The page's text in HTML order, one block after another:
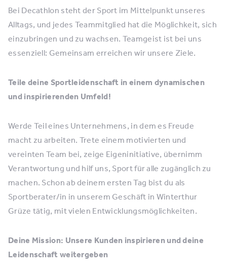
Bei Decathlon steht der Sport im Mittelpunkt unseres
Alltags, und jedes Teammitglied hat die Möglichkeit, sich
einzubringen und zu wachsen. Teamgeist ist bei uns
essenziell: Gemeinsam erreichen wir unsere Ziele.
Teile deine Sportleidenschaft in einem dynamischen
und inspirierenden Umfeld!
Werde Teil eines Unternehmens, in dem es Freude
macht zu arbeiten. Trete einem motivierten und
vereinten Team bei, zeige Eigeninitiative, übernimm
Verantwortung und hilf uns, Sport für alle zugänglich zu
machen. Schon ab deinem ersten Tag bist du als
Sportberater/in in unserem Geschäft in Winterthur
Grüze tätig, mit vielen Entwicklungsmöglichkeiten.
Deine Mission: Unsere Kunden inspirieren und deine
Leidenschaft weitergeben